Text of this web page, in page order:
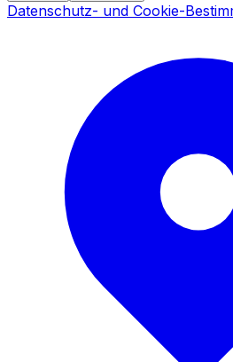
Datenschutz- und Cookie-